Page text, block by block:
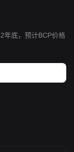
年底，预计BCP价格